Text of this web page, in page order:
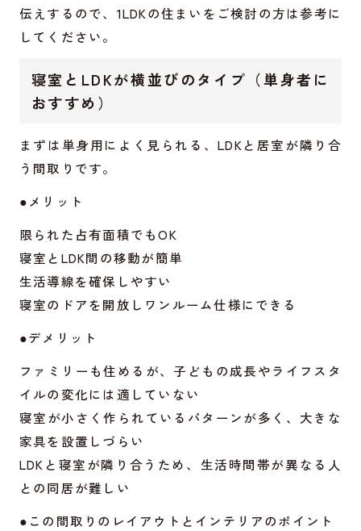
伝えするので、1LDKの住まいをご検討の方は参考に
してください。
寝室とLDKが横並びのタイプ（単身者に
おすすめ）
まずは単身用によく見られる、LDKと居室が隣り合
う間取りです。
●メリット
限られた占有面積でもOK
寝室とLDK間の移動が簡単
生活導線を確保しやすい
寝室のドアを開放しワンルーム仕様にできる
●デメリット
ファミリーも住めるが、子どもの成長やライフスタ
イルの変化には適していない
寝室が小さく作られているパターンが多く、大きな
家具を設置しづらい
LDKと寝室が隣り合うため、生活時間帯が異なる人
との同居が難しい
●この間取りのレイアウトとインテリアのポイント